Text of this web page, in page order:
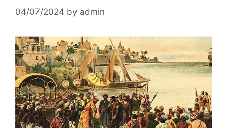
04/07/2024 by admin